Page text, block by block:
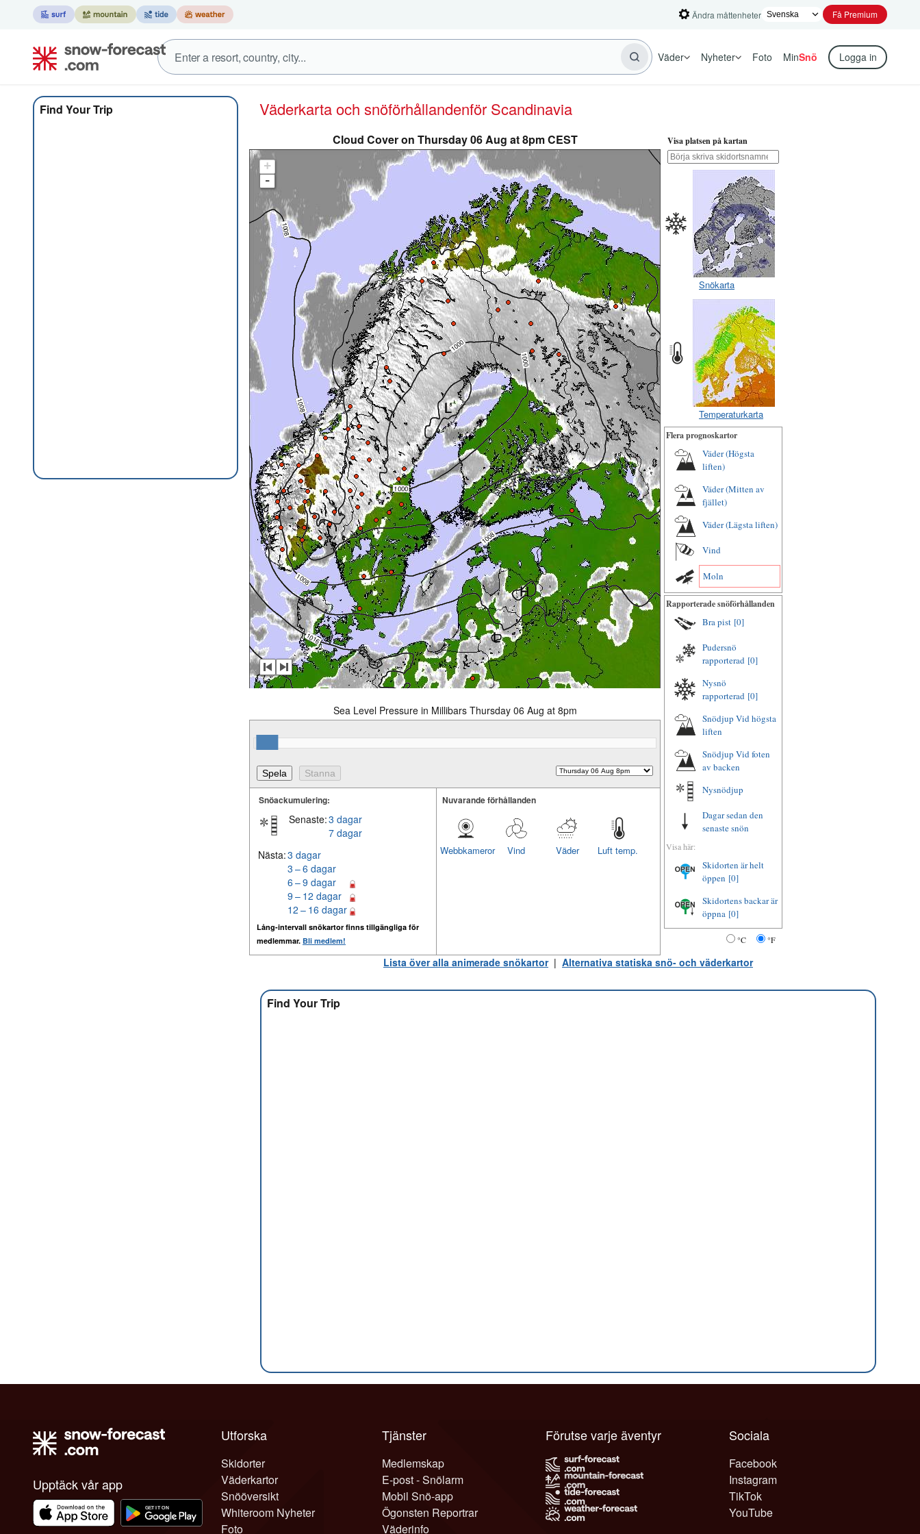
Ändra måttenheter Få Premium
Väder Nyheter Foto MinSnö Logga in
Find Your Trip Väderkarta och snöförhållandenför Scandinavia
Cloud Cover on Thursday 06 Aug at 8pm CEST
+
-
Sea Level Pressure in Millibars Thursday 06 Aug at 8pm
Snöackumulering:
Senaste:3 dagar
7 dagar
Nästa:3 dagar
3 – 6 dagar
6 – 9 dagar
9 – 12 dagar
12 – 16 dagar
Lång-intervall snökartor finns tillgängliga för
medlemmar. Bli medlem!
Nuvarande förhållanden
Luft temp.
Väder
Vind
Webbkameror
Visa platsen på kartan
Snökarta
Temperaturkarta
Flera prognoskartor
Väder (Högsta
liften)
Väder (Mitten av
fjället)
Väder (Lägsta liften)
Vind
Moln
Rapporterade snöförhållanden
Bra pist [0]
Pudersnö
rapporterad [0]
Nysnö
rapporterad [0]
Snödjup Vid högsta
liften
Snödjup Vid foten
av backen
Nysnödjup
Dagar sedan den
senaste snön
Visa här:
Skidorten är helt
öppen [0]
Skidortens backar är
öppna [0]
°C °F
Lista över alla animerade snökartor| Alternativa statiska snö- och väderkartor
Find Your Trip
Upptäck vår app
Utforska
Skidorter
Väderkartor
Snööversikt
Whiteroom Nyheter
Foto
Tjänster
Medlemskap
E-post - Snölarm
Mobil Snö-app
Ögonsten Reportrar
Väderinfo
Sociala
Facebook
Instagram
TikTok
YouTube
Förutse varje äventyr